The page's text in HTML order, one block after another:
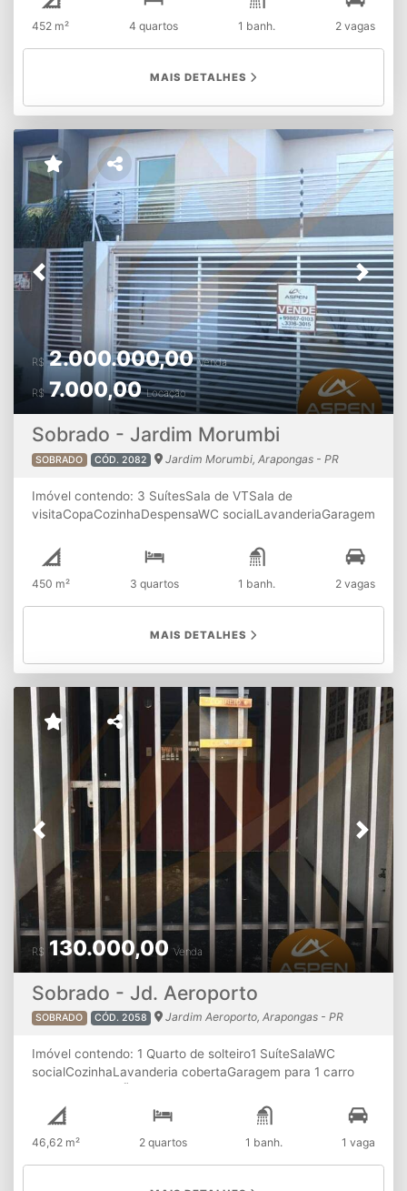
452 m² 4 quartos 1 banh. 2 vagas
MAIS DETALHES
Sobrado - Jardim Morumbi
SOBRADO CÓD. 2082 Jardim Morumbi, Arapongas - PR
Previous Next
R$2.000.000,00Venda
R$7.000,00Locação
Imóvel contendo: 3 SuítesSala de VTSala de
visitaCopaCozinhaDespensaWC socialLavanderiaGaragem
condicionado e churrasqueiraMóveis planejados nas
suítes e ar condicionadoHome na sala de TVCozinha
planejada Piscina ATENÇÃO:
A disponibilidade e os valores
dos imóveis estão sujeitos à alterações sem aviso prévio.
450 m² 3 quartos 1 banh. 2 vagas
MAIS DETALHES
Sobrado - Jd. Aeroporto
SOBRADO CÓD. 2058 Jardim Aeroporto, Arapongas - PR
Previous Next
R$ 130.000,00Venda
Imóvel contendo: 1 Quarto de solteiro1 SuíteSalaWC
socialCozinhaLavanderia cobertaGaragem para 1 carro
imóveis estão sujeitos à alterações sem aviso prévio.
46,62 m² 2 quartos 1 banh. 1 vaga